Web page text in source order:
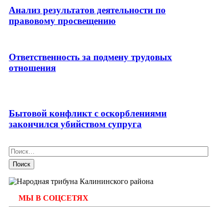
Анализ результатов деятельности по
правовому просвещению
Ответственность за подмену трудовых
отношения
Бытовой конфликт с оскорблениями
закончился убийством супруга
Найти:
МЫ В СОЦСЕТЯХ